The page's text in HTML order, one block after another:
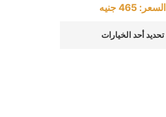
السعر:465 جنيه
تحديد أحد الخيارات